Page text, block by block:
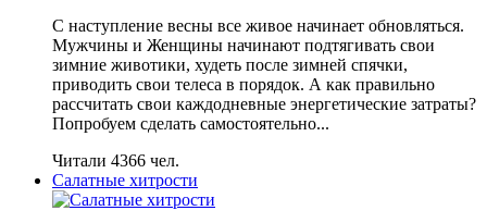
С наступление весны все живое начинает обновляться.
Мужчины и Женщины начинают подтягивать свои
зимние животики, худеть после зимней спячки,
приводить свои телеса в порядок. А как правильно
рассчитать свои каждодневные энергетические затраты?
Попробуем сделать самостоятельно...
Читали 4366 чел.
Салатные хитрости